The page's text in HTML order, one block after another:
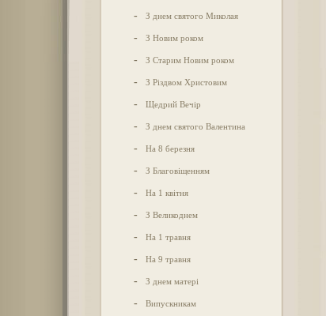
- З днем святого Миколая
- З Новим роком
- З Старим Новим роком
- З Різдвом Христовим
- Щедрий Вечір
- З днем святого Валентина
- На 8 березня
- З Благовіщенням
- На 1 квітня
- З Великоднем
- На 1 травня
- На 9 травня
- З днем матері
- Випускникам